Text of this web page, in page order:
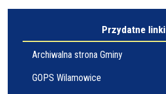
Przydatne linki
Archiwalna strona Gminy
GOPS Wilamowice